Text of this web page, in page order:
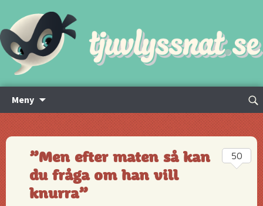
Meny
innehåll
Sök
”Men efter maten så kan
du fråga om han vill
knurra”
50